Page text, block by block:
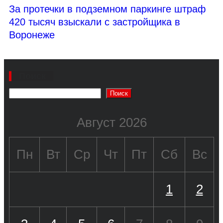
За протечки в подземном паркинге штраф
420 тысяч взыскали с застройщика в
Воронеже
Поиск
Август 2026
Пн Вт Ср Чт Пт Сб Вс
1 2